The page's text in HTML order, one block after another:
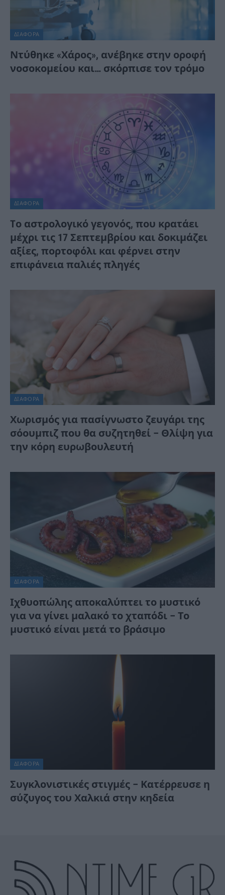
ΔΙΆΦΟΡΑ
Ντύθηκε «Χάρος», ανέβηκε στην οροφή
νοσοκομείου και… σκόρπισε τον τρόμο
ΔΙΆΦΟΡΑ
Tο αστρολογικό γεγονός, που κρατάει
μέχρι τις 17 Σεπτεμβρίου και δοκιμάζει
αξίες, πορτοφόλι και φέρνει στην
επιφάνεια παλιές πληγές
ΔΙΆΦΟΡΑ
Χωρισμός για πασίγνωστο ζευγάρι της
σόουμπιζ που θα συζητηθεί – Θλίψη για
την κόρη ευρωβουλευτή
ΔΙΆΦΟΡΑ
Ιχθυοπώλης αποκαλύπτει το μυστικό
για να γίνει μαλακό το χταπόδι – Το
μυστικό είναι μετά το βράσιμο
ΔΙΆΦΟΡΑ
Συγκλονιστικές στιγμές – Κατέρρευσε η
σύζυγος του Χαλκιά στην κηδεία